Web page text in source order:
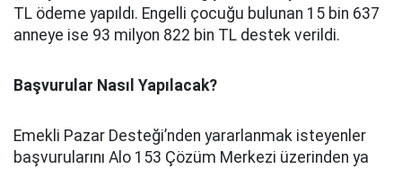
TL ödeme yapıldı. Engelli çocuğu bulunan 15 bin 637
anneye ise 93 milyon 822 bin TL destek verildi.
Başvurular Nasıl Yapılacak?
Emekli Pazar Desteği’nden yararlanmak isteyenler
başvurularını Alo 153 Çözüm Merkezi üzerinden ya